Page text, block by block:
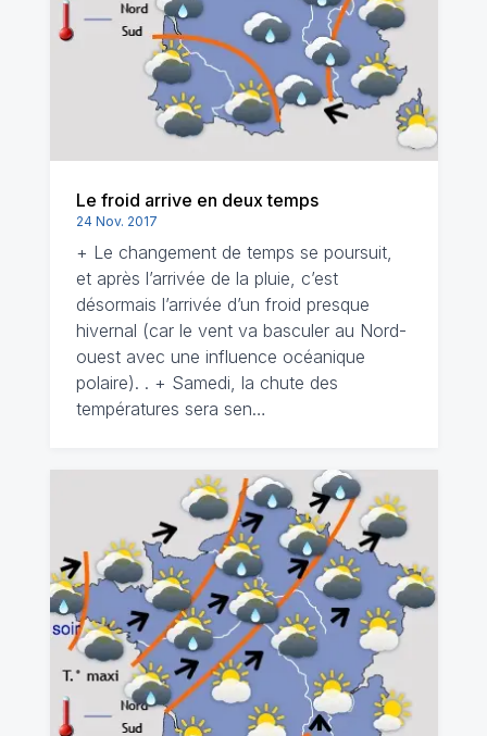
Le froid arrive en deux temps
24 Nov. 2017
+ Le changement de temps se poursuit,
et après l’arrivée de la pluie, c’est
désormais l’arrivée d’un froid presque
hivernal (car le vent va basculer au Nord-
ouest avec une influence océanique
polaire). . + Samedi, la chute des
températures sera sen…